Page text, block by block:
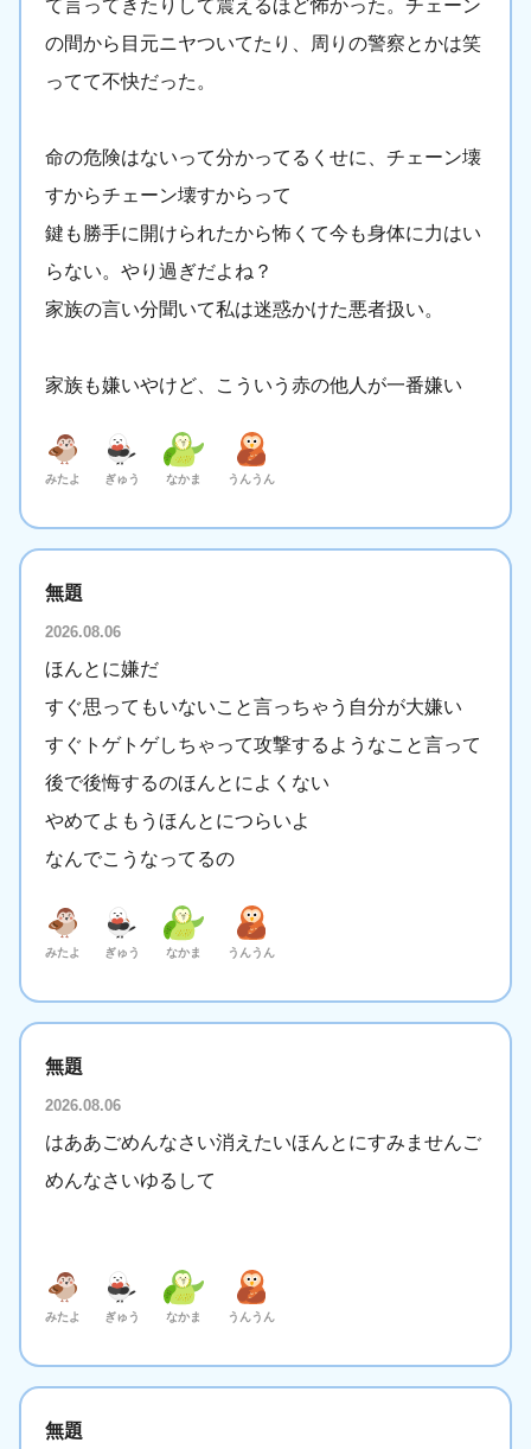
て言ってきたりして震えるほど怖かった。チェーン
の間から目元ニヤついてたり、周りの警察とかは笑
ってて不快だった。
命の危険はないって分かってるくせに、チェーン壊
すからチェーン壊すからって
鍵も勝手に開けられたから怖くて今も身体に力はい
らない。やり過ぎだよね？
家族の言い分聞いて私は迷惑かけた悪者扱い。
家族も嫌いやけど、こういう赤の他人が一番嫌い
みたよ ぎゅう なかま うんうん
無題
2026.08.06
ほんとに嫌だ
すぐ思ってもいないこと言っちゃう自分が大嫌い
すぐトゲトゲしちゃって攻撃するようなこと言って
後で後悔するのほんとによくない
やめてよもうほんとにつらいよ
なんでこうなってるの
みたよ ぎゅう なかま うんうん
無題
2026.08.06
はああごめんなさい消えたいほんとにすみませんご
めんなさいゆるして
みたよ ぎゅう なかま うんうん
無題